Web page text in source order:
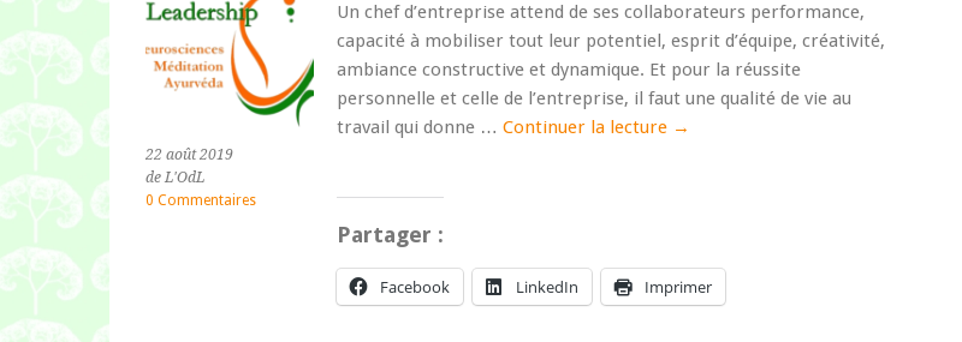
22 août 2019
de L'OdL
0 Commentaires
Un chef d’entreprise attend de ses collaborateurs performance,
capacité à mobiliser tout leur potentiel, esprit d’équipe, créativité,
ambiance constructive et dynamique. Et pour la réussite
personnelle et celle de l’entreprise, il faut une qualité de vie au
travail qui donne … Continuer la lecture →
Partager :
Facebook LinkedIn Imprimer